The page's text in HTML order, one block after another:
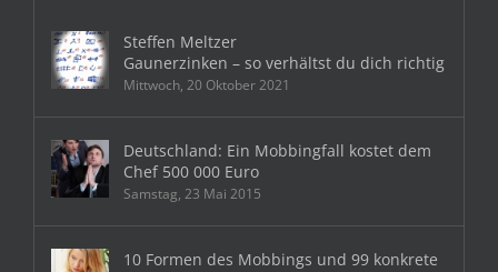
Steffen Meltzer
Gaunerzinken – so verhältst du dich richtig
Mittwoch, 20 Oktober 2021
Deutschland: Ein Mobbingfall kostet dem
Chef 500 000 Euro
Samstag, 23 Mai 2015
10 Formen des Mobbings und 99 konkrete